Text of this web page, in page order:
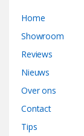
Home
Showroom
Reviews
Nieuws
Over ons
Contact
Tips